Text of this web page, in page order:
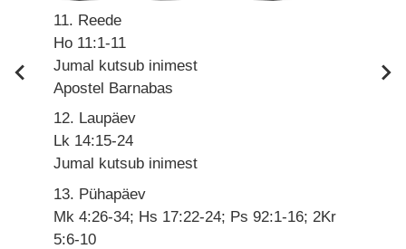
11. Reede
Ho 11:1-11
Jumal kutsub inimest
Apostel Barnabas
12. Laupäev
Lk 14:15-24
Jumal kutsub inimest
13. Pühapäev
Mk 4:26-34; Hs 17:22-24; Ps 92:1-16; 2Kr
5:6-10